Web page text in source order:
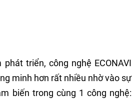
triển, công nghệ ECONAVI
minh hơn rất nhiều nhờ vào sự
biến trong cùng 1 công nghệ: